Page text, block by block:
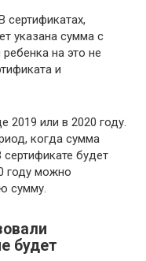
сертификатах,
указана сумма с
на это не
и
2019 или в 2020 году.
когда сумма
сертификате будет
году можно
сумму.
будет